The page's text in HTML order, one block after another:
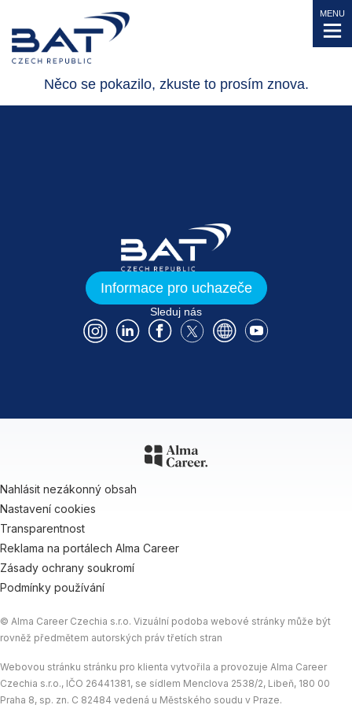
MENU
Něco se pokazilo, zkuste to prosím znova.
Informace pro uchazeče
Sleduj nás
Nahlásit nezákonný obsah
Nastavení cookies
Transparentnost
Reklama na portálech Alma Career
Zásady ochrany soukromí
Podmínky používání
© Alma Career Czechia s.r.o. Vizuální podoba webové stránky může být
rovněž předmětem autorských práv třetích stran
Webovou stránku stránku pro klienta vytvořila a provozuje Alma Career
Czechia s.r.o., IČO 26441381, se sídlem Menclova 2538/2, Libeň, 180 00
Praha 8, sp. zn. C 82484 vedená u Městského soudu v Praze.